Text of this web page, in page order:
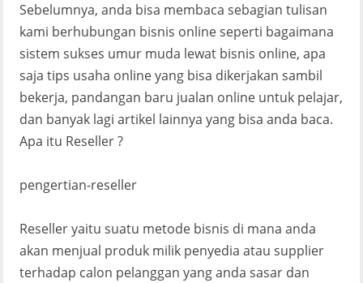
Sebelumnya, anda bisa membaca sebagian tulisan
kami berhubungan bisnis online seperti bagaimana
sistem sukses umur muda lewat bisnis online, apa
saja tips usaha online yang bisa dikerjakan sambil
bekerja, pandangan baru jualan online untuk pelajar,
dan banyak lagi artikel lainnya yang bisa anda baca.
Apa itu Reseller ?
pengertian-reseller
Reseller yaitu suatu metode bisnis di mana anda
akan menjual produk milik penyedia atau supplier
terhadap calon pelanggan yang anda sasar dan